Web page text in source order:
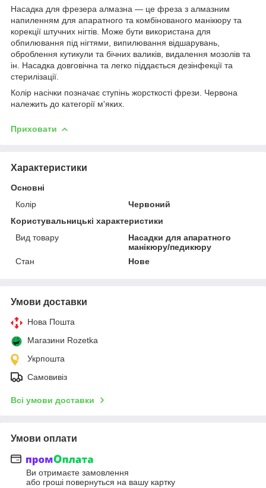
Насадка для фрезера алмазна — це фреза з алмазним
напиленням для апаратного та комбінованого манікюру та
корекції штучних нігтів. Може бути використана для
обпилювання під нігтями, випилювання відшарувань,
оброблення кутикули та бічних валиків, видалення мозолів та
ін. Насадка довговічна та легко піддається дезінфекції та
стерилізації.
Колір насічки позначає ступінь жорсткості фрези. Червона
належить до категорії м'яких.
Приховати
Характеристики
Основні
Колір
Червоний
Користувальницькі характеристики
Вид товару
Насадки для апаратного
манікюру/педикюру
Стан
Нове
Умови доставки
Нова Пошта
Магазини Rozetka
Укрпошта
Самовивіз
Всі умови доставки
Умови оплати
Ви отримаєте замовлення
або гроші повернуться на вашу картку